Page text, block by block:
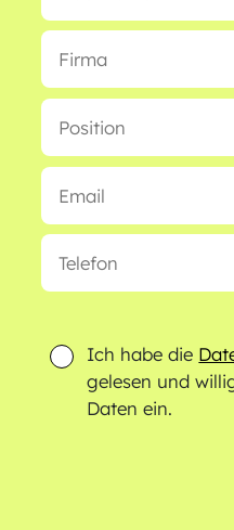
Ich habe die
gelesen und
Daten ein.